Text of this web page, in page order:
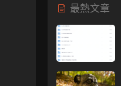
最熱文章